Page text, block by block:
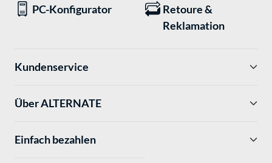
PC-Konfigurator
Retoure &
Reklamation
Kundenservice
Über ALTERNATE
Einfach bezahlen